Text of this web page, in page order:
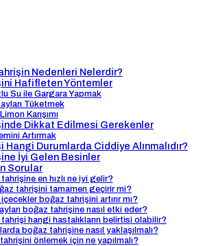
Nedenleri Nelerdir?
Hafifleten Yöntemler
Su ile Gargara Yapmak
Tüketmek
Karışımı
Dikkat Edilmesi Gerekenler
Artırmak
Hangi Durumlarda Ciddiye Alınmalıdır?
İyi Gelen Besinler
Sorular
en hızlı ne iyi gelir?
tahrişini tamamen geçirir mi?
boğaz tahrişini artırır mı?
boğaz tahrişine nasıl etki eder?
hangi hastalıkların belirtisi olabilir?
boğaz tahrişine nasıl yaklaşılmalı?
önlemek için ne yapılmalı?